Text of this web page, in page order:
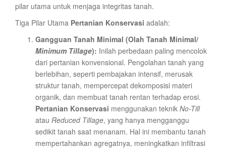
pilar utama untuk menjaga integritas tanah.
Tiga Pilar Utama Pertanian Konservasi adalah:
Gangguan Tanah Minimal (Olah Tanah Minimal/
Minimum Tillage): Inilah perbedaan paling mencolok
dari pertanian konvensional. Pengolahan tanah yang
berlebihan, seperti pembajakan intensif, merusak
struktur tanah, mempercepat dekomposisi materi
organik, dan membuat tanah rentan terhadap erosi.
Pertanian Konservasi menggunakan teknik No-Till
atau Reduced Tillage, yang hanya mengganggu
sedikit tanah saat menanam. Hal ini membantu tanah
mempertahankan agregatnya, meningkatkan infiltrasi